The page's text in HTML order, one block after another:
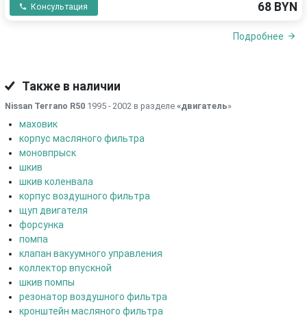
Консультация 68 BYN
Подробнее
Также в наличии
Nissan Terrano R50 1995 - 2002 в разделе «двигатель»
маховик
корпус масляного фильтра
моновпрыск
шкив
шкив коленвала
корпус воздушного фильтра
щуп двигателя
форсунка
помпа
клапан вакуумного управления
коллектор впускной
шкив помпы
резонатор воздушного фильтра
кронштейн масляного фильтра